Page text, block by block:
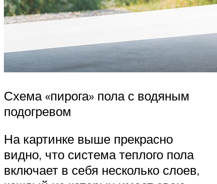
Схема «пирога» пола с водяным
подогревом
На картинке выше прекрасно
видно, что система теплого пола
включает в себя несколько слоев,